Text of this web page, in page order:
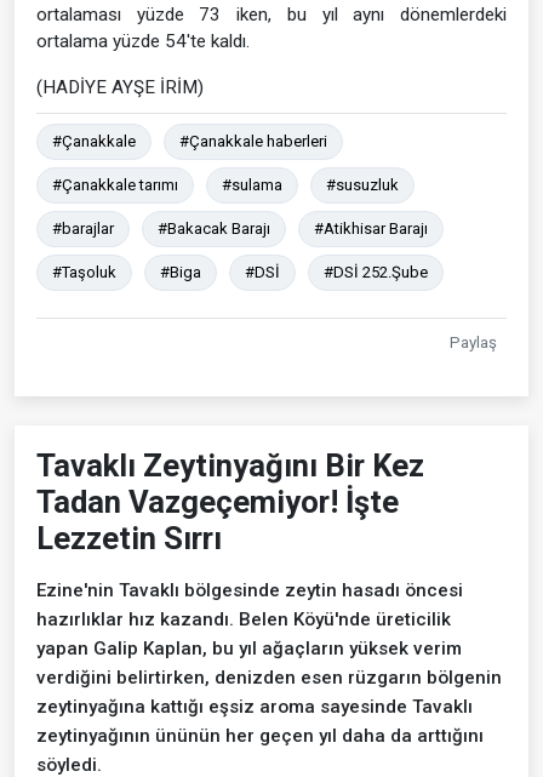
ortalaması yüzde 73 iken, bu yıl aynı dönemlerdeki
ortalama yüzde 54'te kaldı.
(HADİYE AYŞE İRİM)
#Çanakkale #Çanakkale haberleri
#Çanakkale tarımı #sulama #susuzluk
#barajlar #Bakacak Barajı #Atikhisar Barajı
#Taşoluk #Biga #DSİ #DSİ 252.Şube
Paylaş
Tavaklı Zeytinyağını Bir Kez
Tadan Vazgeçemiyor! İşte
Lezzetin Sırrı
Ezine'nin Tavaklı bölgesinde zeytin hasadı öncesi
hazırlıklar hız kazandı. Belen Köyü'nde üreticilik
yapan Galip Kaplan, bu yıl ağaçların yüksek verim
verdiğini belirtirken, denizden esen rüzgarın bölgenin
zeytinyağına kattığı eşsiz aroma sayesinde Tavaklı
zeytinyağının ününün her geçen yıl daha da arttığını
söyledi.